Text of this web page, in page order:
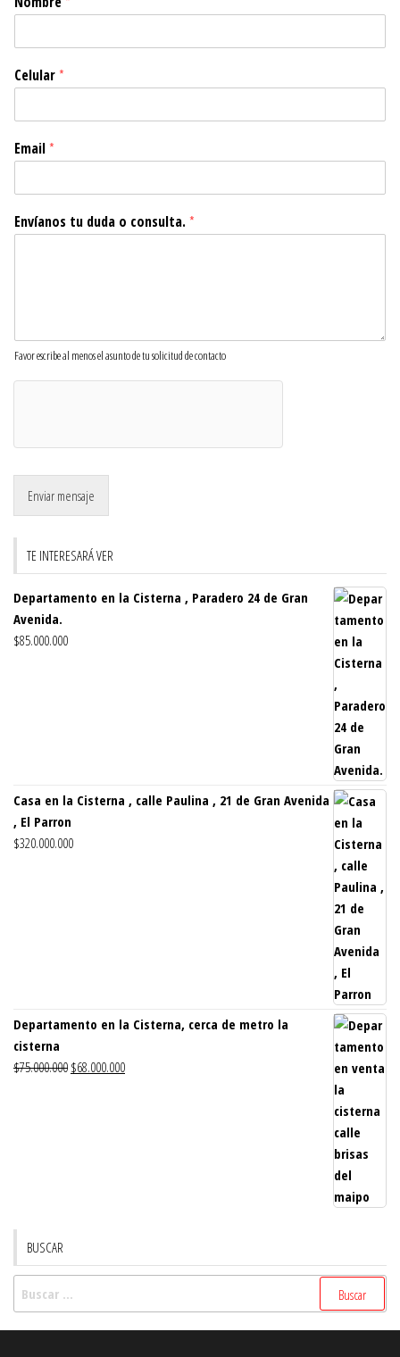
Celular*
Email*
Envíanos tu duda o consulta.*
Favor escribe al menos el asunto de tu solicitud de contacto
Enviar mensaje
TE INTERESARÁ VER
Departamento en la Cisterna , Paradero 24 de Gran
Avenida.
$85.000.000
Casa en la Cisterna , calle Paulina , 21 de Gran Avenida
, El Parron
$320.000.000
Departamento en la Cisterna, cerca de metro la
cisterna
$75.000.000 El
$68.000.000El
BUSCAR